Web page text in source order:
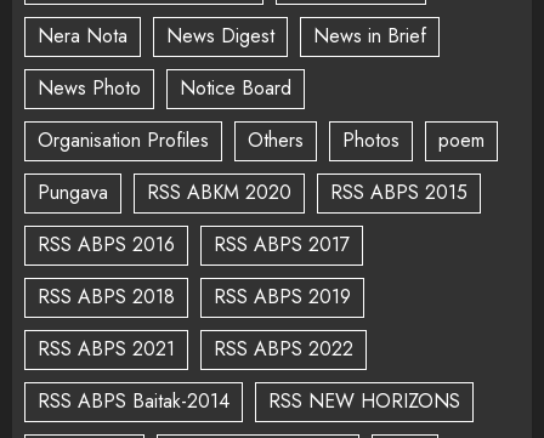
Nera Nota
News Digest
News in Brief
News Photo
Notice Board
Organisation Profiles
Others Photos
poem
Pungava
RSS ABKM 2020
RSS ABPS 2015
RSS ABPS 2016
RSS ABPS 2017
RSS ABPS 2018
RSS ABPS 2019
RSS ABPS 2021
RSS ABPS 2022
RSS ABPS Baitak-2014
RSS NEW HORIZONS